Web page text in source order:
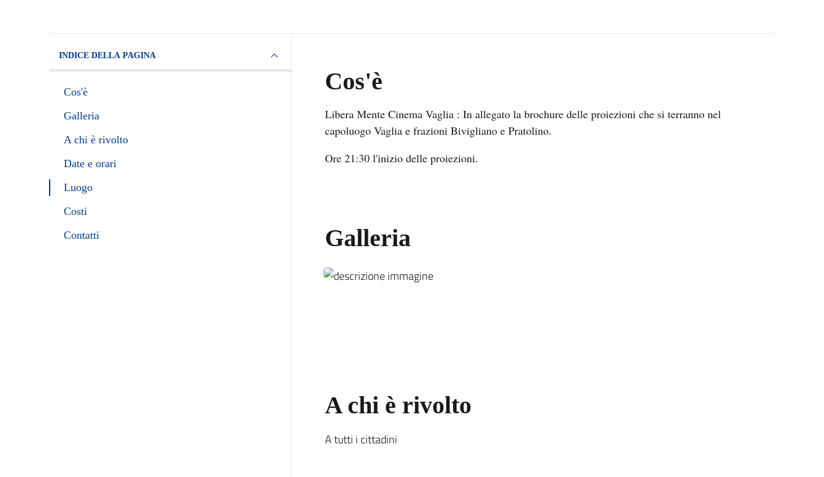
INDICE DELLA PAGINA
Cos'è
Galleria
A chi è rivolto
Date e orari
Luogo
Costi
Contatti
Cos'è
Libera Mente Cinema Vaglia : In allegato la brochure delle proiezioni che si terranno nel
capoluogo Vaglia e frazioni Bivigliano e Pratolino.
Ore 21:30 l'inizio delle proiezioni.
Galleria
A chi è rivolto
A tutti i cittadini